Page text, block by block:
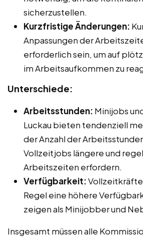
sicherzustellen.
Kurzfristige Änderungen:
Anpassungen der
erforderlich sein, um auf
im Arbeitsaufkommen zu
Unterschiede:
Arbeitsstunden: Minijobs
Luckau bieten tendenziell
der Anzahl der
Vollzeitjobs längere und
Arbeitszeiten erfordern.
Verfügbarkeit:Vollzeitkräfte
Regel eine höhere
zeigen als Minijobber und
Insgesamt müssen alle